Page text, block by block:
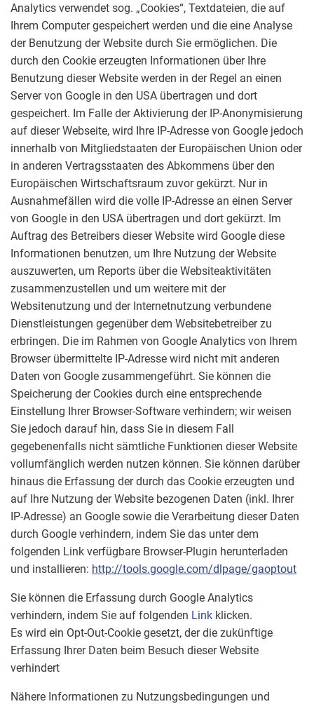
Analytics verwendet sog. „Cookies“, Textdateien, die auf
Ihrem Computer gespeichert werden und die eine Analyse
der Benutzung der Website durch Sie ermöglichen. Die
durch den Cookie erzeugten Informationen über Ihre
Benutzung dieser Website werden in der Regel an einen
Server von Google in den USA übertragen und dort
gespeichert. Im Falle der Aktivierung der IP-Anonymisierung
auf dieser Webseite, wird Ihre IP-Adresse von Google jedoch
innerhalb von Mitgliedstaaten der Europäischen Union oder
in anderen Vertragsstaaten des Abkommens über den
Europäischen Wirtschaftsraum zuvor gekürzt. Nur in
Ausnahmefällen wird die volle IP-Adresse an einen Server
von Google in den USA übertragen und dort gekürzt. Im
Auftrag des Betreibers dieser Website wird Google diese
Informationen benutzen, um Ihre Nutzung der Website
auszuwerten, um Reports über die Websiteaktivitäten
zusammenzustellen und um weitere mit der
Websitenutzung und der Internetnutzung verbundene
Dienstleistungen gegenüber dem Websitebetreiber zu
erbringen. Die im Rahmen von Google Analytics von Ihrem
Browser übermittelte IP-Adresse wird nicht mit anderen
Daten von Google zusammengeführt. Sie können die
Speicherung der Cookies durch eine entsprechende
Einstellung Ihrer Browser-Software verhindern; wir weisen
Sie jedoch darauf hin, dass Sie in diesem Fall
gegebenenfalls nicht sämtliche Funktionen dieser Website
vollumfänglich werden nutzen können. Sie können darüber
hinaus die Erfassung der durch das Cookie erzeugten und
auf Ihre Nutzung der Website bezogenen Daten (inkl. Ihrer
IP-Adresse) an Google sowie die Verarbeitung dieser Daten
durch Google verhindern, indem Sie das unter dem
folgenden Link verfügbare Browser-Plugin herunterladen
und installieren: http://tools.google.com/dlpage/gaoptout
Sie können die Erfassung durch Google Analytics
verhindern, indem Sie auf folgenden Link klicken.
Es wird ein Opt-Out-Cookie gesetzt, der die zukünftige
Erfassung Ihrer Daten beim Besuch dieser Website
verhindert
Nähere Informationen zu Nutzungsbedingungen und